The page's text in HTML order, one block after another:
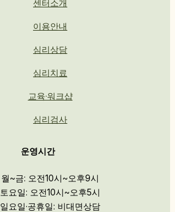
센터소개
이용안내
심리상담
심리치료
교육·워크샵
심리검사
운영시간
월~금: 오전10시~오후9시
토요일: 오전10시~오후5시
일요일·공휴일: 비대면상담